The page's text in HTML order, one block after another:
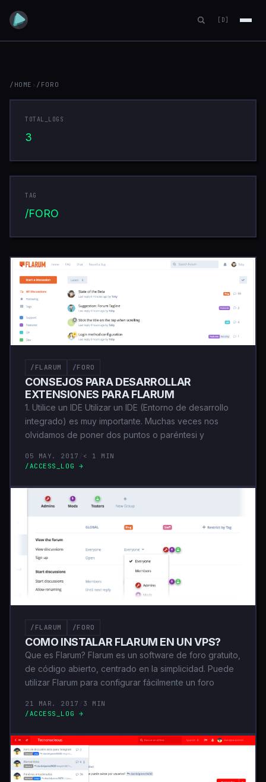
[D]
/HOME › /FORO
TOTAL_LOGS
3
TAG
/FORO
/FLARUM /FORO
CONSEJOS PARA DESARROLLAR
EXTENSIONES PARA FLARUM
1. Utilice un IDE Utilizar un IDE (Entorno de desarrollo
integrado) es muy importante. Muchas veces nos
olvidamos de poner dos puntos o paréntesi y
05 MAY. 2017
< 1 MIN
/ACCESS_LOG →
/FLARUM /FORO
COMO INSTALAR FLARUM EN UN VPS?
Que es Flarum? Flarum es un software de foro gratuito,
de código abierto, centrado en la simplicidad. Puede
utilizar Flarum para configurar fácilmente un foro
21 MAR. 2017
3 MIN
/ACCESS_LOG →